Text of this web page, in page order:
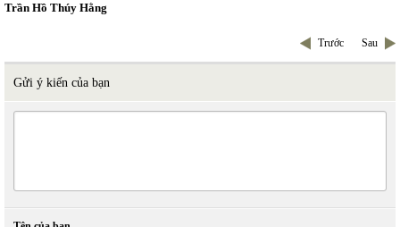
Trần Hồ Thúy Hằng
Trước Sau
Gửi ý kiến của bạn